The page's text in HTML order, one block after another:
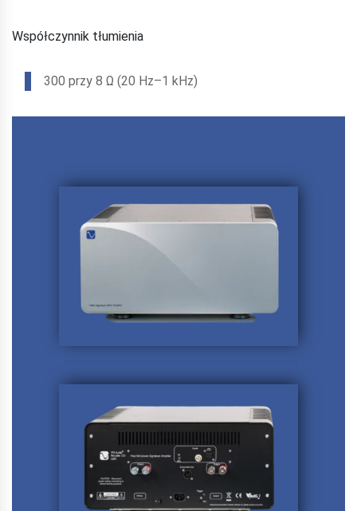
Współczynnik tłumienia
300 przy 8 Ω (20 Hz–1 kHz)